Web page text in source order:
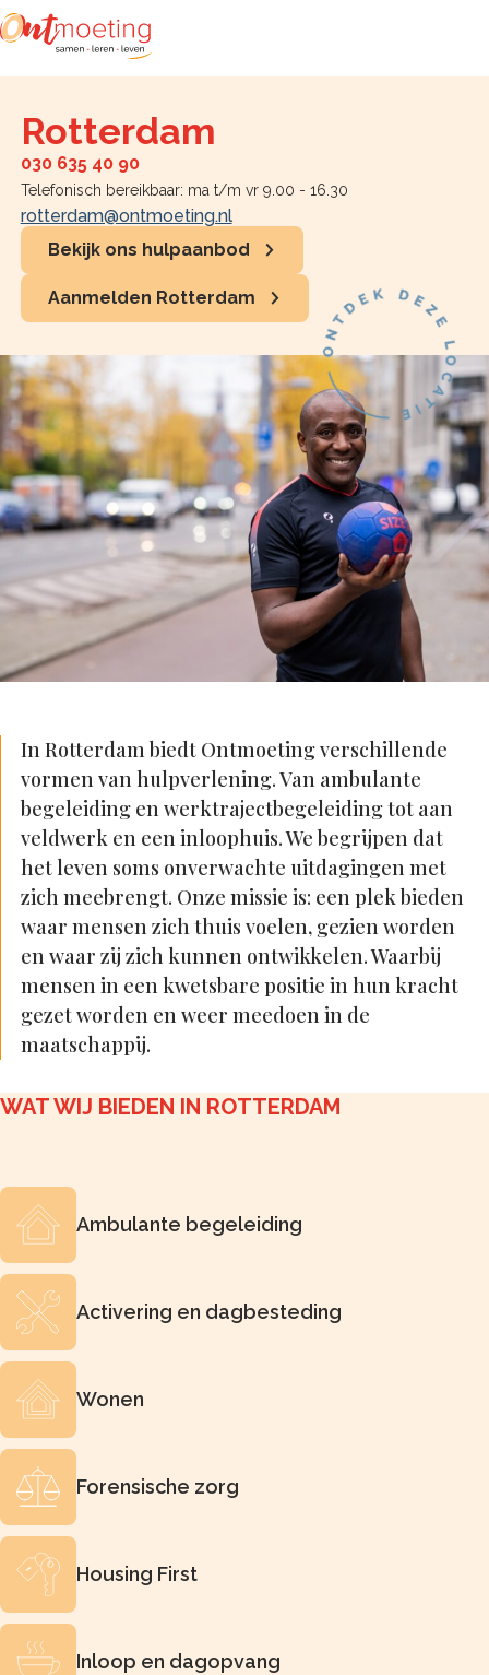
Zoeken
Rotterdam
030 635 40 90
Telefonisch bereikbaar: ma t/m vr 9.00 - 16.30
rotterdam@ontmoeting.nl
Bekijk ons hulpaanbod
Aanmelden Rotterdam
In Rotterdam biedt Ontmoeting verschillende
vormen van hulpverlening. Van ambulante
begeleiding en werktrajectbegeleiding tot aan
veldwerk en een inloophuis. We begrijpen dat
het leven soms onverwachte uitdagingen met
zich meebrengt. Onze missie is: een plek bieden
waar mensen zich thuis voelen, gezien worden
en waar zij zich kunnen ontwikkelen. Waarbij
mensen in een kwetsbare positie in hun kracht
gezet worden en weer meedoen in de
maatschappij.
WAT WIJ BIEDEN IN ROTTERDAM
Ambulante begeleiding
Activering en dagbesteding
Wonen
Forensische zorg
Housing First
Inloop en dagopvang